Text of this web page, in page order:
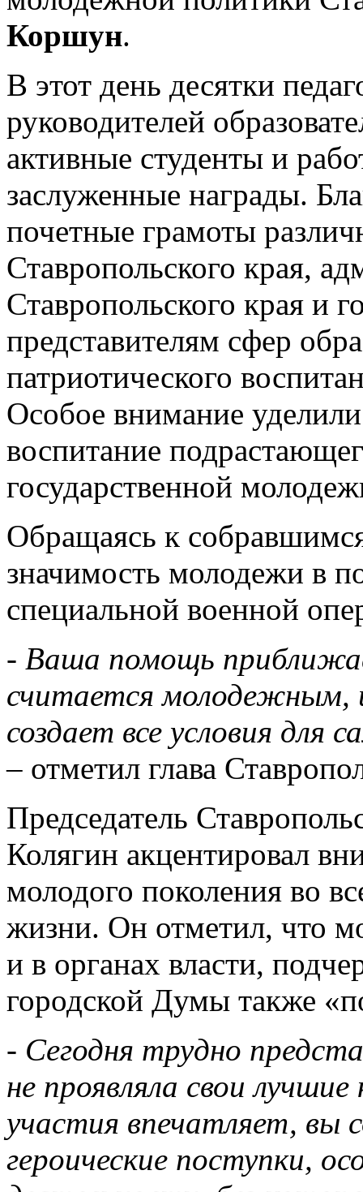
Коршун.
В этот день десятки
руководителей
активные студенты и
заслуженные награды.
почетные грамоты
Ставропольского края,
Ставропольского края и
представителям сфер
патриотического
Особое внимание
воспитание
государственной
Обращаясь к
значимость молодежи в
специальной военной
- Ваша помощь
считается молодежным,
создает все условия для
– отметил глава
Председатель
Колягин акцентировал
молодого поколения во
жизни. Он отметил, что
и в органах власти,
городской Думы также
- Сегодня трудно
не проявляла свои
участия впечатляет, вы
героические поступки,